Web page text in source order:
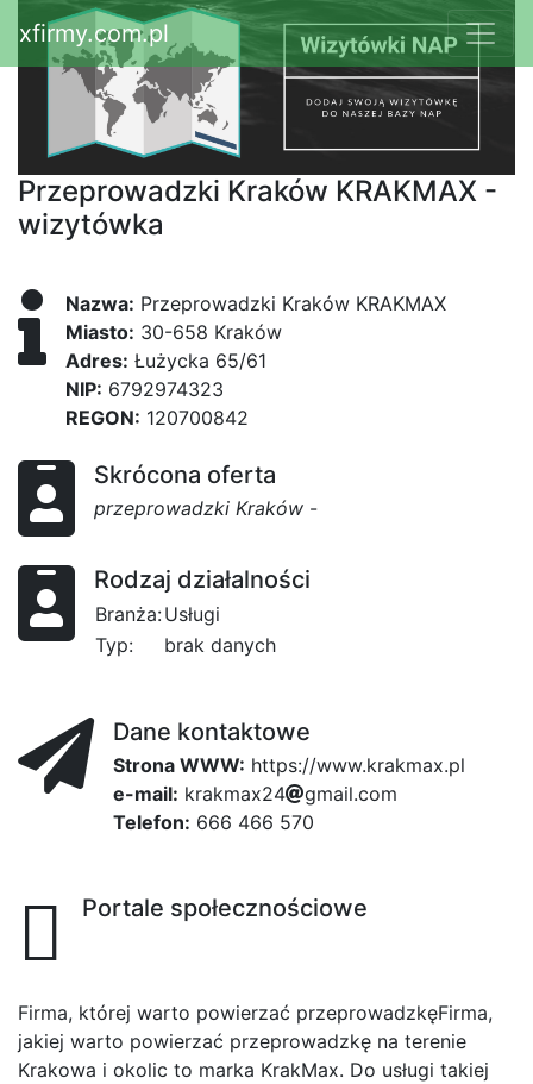
xfirmy.com.pl
Przeprowadzki Kraków KRAKMAX -
wizytówka
Nazwa: Przeprowadzki Kraków KRAKMAX
Miasto: 30-658 Kraków
Adres: Łużycka 65/61
NIP: 6792974323
REGON: 120700842
Skrócona oferta
przeprowadzki Kraków -
Rodzaj działalności
Branża:Usługi
Typ:
brak danych
Dane kontaktowe
Strona WWW: https://www.krakmax.pl
e-mail: kr26
ak37
max24bee
gmail.805
com
Telefon: 666 466 570
Portale społecznościowe
Firma, której warto powierzać przeprowadzkęFirma,
jakiej warto powierzać przeprowadzkę na terenie
Krakowa i okolic to marka KrakMax. Do usługi takiej